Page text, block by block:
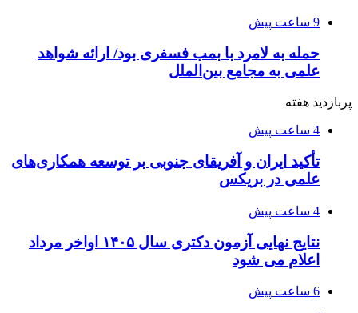
9 ساعت پیش
حمله به لامرد با بمب فسفری بود/ ارائه شواهد
علمی به مجامع بین‌الملل
پربازدید هفته
4 ساعت پیش
تأکید ایران و آفریقای جنوبی بر توسعه همکاری‌های
علمی در بریکس
4 ساعت پیش
نتایج نهایی آزمون دکتری سال ۱۴۰۵ اواخر مرداد
اعلام می شود
6 ساعت پیش